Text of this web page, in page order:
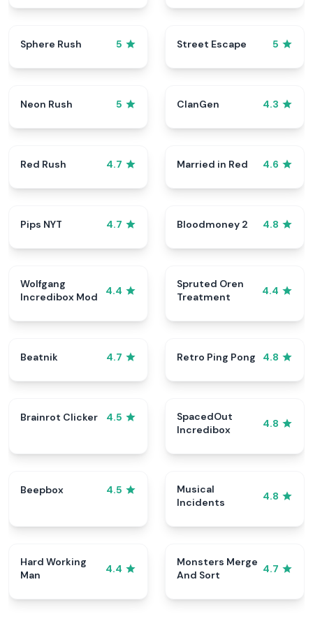
Sphere Rush 5 Street Escape 5
Neon Rush 5 ClanGen 4.3
Red Rush 4.7 Married in Red 4.6
Pips NYT 4.7 Bloodmoney 2 4.8
Wolfgang
Incredibox Mod
4.4
Spruted Oren
Treatment
4.4
Beatnik 4.7 Retro Ping Pong 4.8
Brainrot Clicker 4.5
SpacedOut
Incredibox
4.8
Beepbox 4.5
Musical
Incidents
4.8
Hard Working
Man
4.4
Monsters Merge
And Sort
4.7